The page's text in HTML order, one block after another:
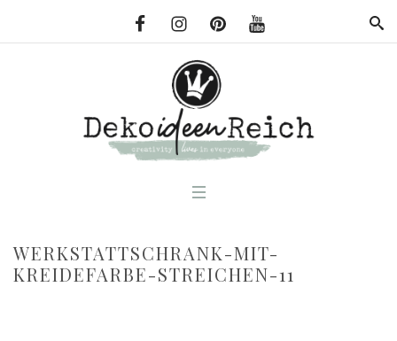
WERKSTATTSCHRANK-MIT-
KREIDEFARBE-STREICHEN-11